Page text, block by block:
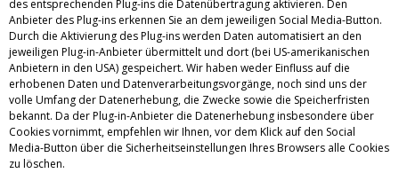
des entsprechenden Plug-ins die Datenübertragung aktivieren. Den
Anbieter des Plug-ins erkennen Sie an dem jeweiligen Social Media-Button.
Durch die Aktivierung des Plug-ins werden Daten automatisiert an den
jeweiligen Plug-in-Anbieter übermittelt und dort (bei US-amerikanischen
Anbietern in den USA) gespeichert. Wir haben weder Einfluss auf die
erhobenen Daten und Datenverarbeitungsvorgänge, noch sind uns der
volle Umfang der Datenerhebung, die Zwecke sowie die Speicherfristen
bekannt. Da der Plug-in-Anbieter die Datenerhebung insbesondere über
Cookies vornimmt, empfehlen wir Ihnen, vor dem Klick auf den Social
Media-Button über die Sicherheitseinstellungen Ihres Browsers alle Cookies
zu löschen.